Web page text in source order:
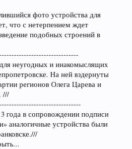
фото устройства для
что с нетерпением ждет
подобных строений в
неугодных и инакомыслящих
На ней вздернуты
регионов Олега Царева и
///
года в сопровождении подписи
аналогичные устройства были